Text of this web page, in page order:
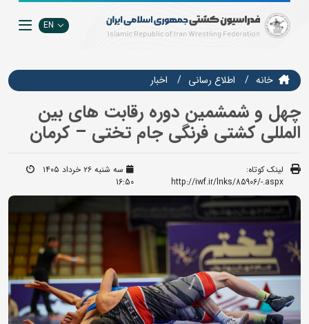
EN
خانه اطلاع رسانی اخبار
چهل و شمشمین دوره رقابت های بین
المللی کشتی فرنگی جام تختی – کرمان
لینک کوتاه:
http://iwf.ir/lnks/85906/-.aspx
سه شنبه ۲۶ خرداد ۱۴۰۵
16:50